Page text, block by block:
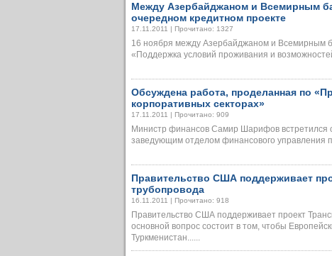
Между Азербайджаном и Всемирным
очередном кредитном проекте
17.11.2011 | Прочитано: 1327
16 ноября между Азербайджаном и Всемирным
«Поддержка условий проживания и
Обсуждена работа, проделанная по
корпоративных секторах»
17.11.2011 | Прочитано: 909
Министр финансов Самир Шарифов встретился
заведующим отделом финансового управления
Правительство США поддерживает
трубопровода
16.11.2011 | Прочитано: 918
Правительство США поддерживает проект
основной вопрос состоит в том, чтобы
Туркменистан......